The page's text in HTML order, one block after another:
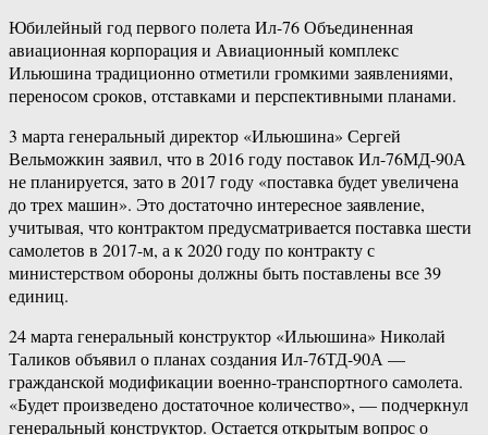
Юбилейный год первого полета Ил-76 Объединенная
авиационная корпорация и Авиационный комплекс
Ильюшина традиционно отметили громкими заявлениями,
переносом сроков, отставками и перспективными планами.
3 марта генеральный директор «Ильюшина» Сергей
Вельможкин заявил, что в 2016 году поставок Ил-76МД-90А
не планируется, зато в 2017 году «поставка будет увеличена
до трех машин». Это достаточно интересное заявление,
учитывая, что контрактом предусматривается поставка шести
самолетов в 2017-м, а к 2020 году по контракту с
министерством обороны должны быть поставлены все 39
единиц.
24 марта генеральный конструктор «Ильюшина» Николай
Таликов объявил о планах создания Ил-76ТД-90А —
гражданской модификации военно-транспортного самолета.
«Будет произведено достаточное количество», — подчеркнул
генеральный конструктор. Остается открытым вопрос о